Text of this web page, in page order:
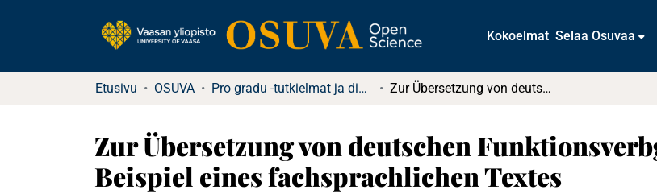
Kokoelmat Selaa Osuvaa
Etusivu OSUVA Pro gradu -tutkielmat ja diplomityöt Zur Übersetzung von deutschen Funktionsverbgefügen ins Finnische am Beispiel eines fachsprachlichen Textes
Zur Übersetzung von deutschen
Beispiel eines fachsprachlichen Textes